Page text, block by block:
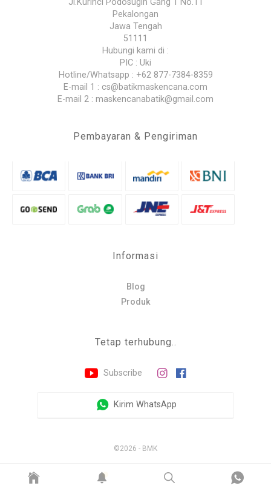
Jl.Kurinci Podosugih Gang 1 No.11
Pekalongan
Jawa Tengah
51111
Hubungi kami di :
PIC : Uki
Hotline/Whatsapp : +62 877-7384-8359
E-mail 1 : cs@batikmaskencana.com
E-mail 2 : maskencanabatik@gmail.com
Pembayaran & Pengiriman
Informasi
Blog
Produk
Tetap terhubung..
Subscribe
Kirim WhatsApp
©2026 - BMK